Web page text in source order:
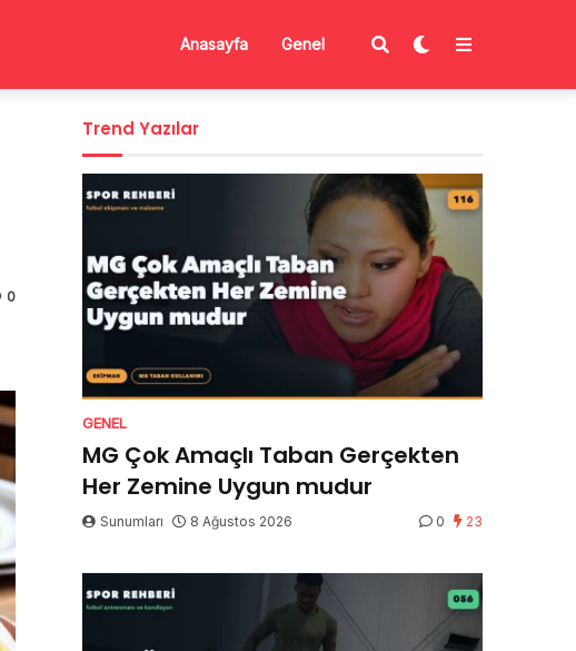
Anasayfa Genel
0
Trend Yazılar
GENEL
MG Çok Amaçlı Taban Gerçekten
Her Zemine Uygun mudur
Sunumları 8 Ağustos 2026 0 23